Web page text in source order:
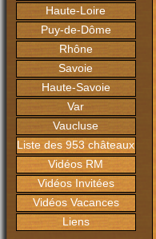
Haute-Loire
Puy-de-Dôme
Rhône
Savoie
Haute-Savoie
Var
Vaucluse
Liste des 953 châteaux
Vidéos RM
Vidéos Invitées
Vidéos Vacances
Liens